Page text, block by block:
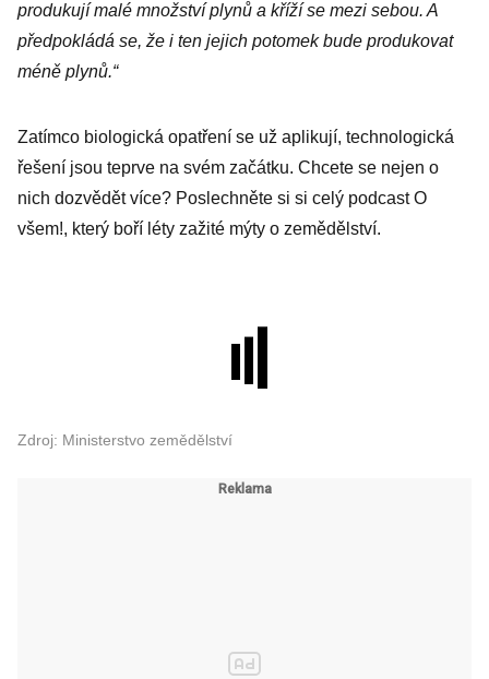
produkují malé množství plynů a kříží se mezi sebou. A
předpokládá se, že i ten jejich potomek bude produkovat
méně plynů.“
Zatímco biologická opatření se už aplikují, technologická
řešení jsou teprve na svém začátku. Chcete se nejen o
nich dozvědět více? Poslechněte si si celý podcast O
všem!, který boří léty zažité mýty o zemědělství.
Zdroj: Ministerstvo zemědělství